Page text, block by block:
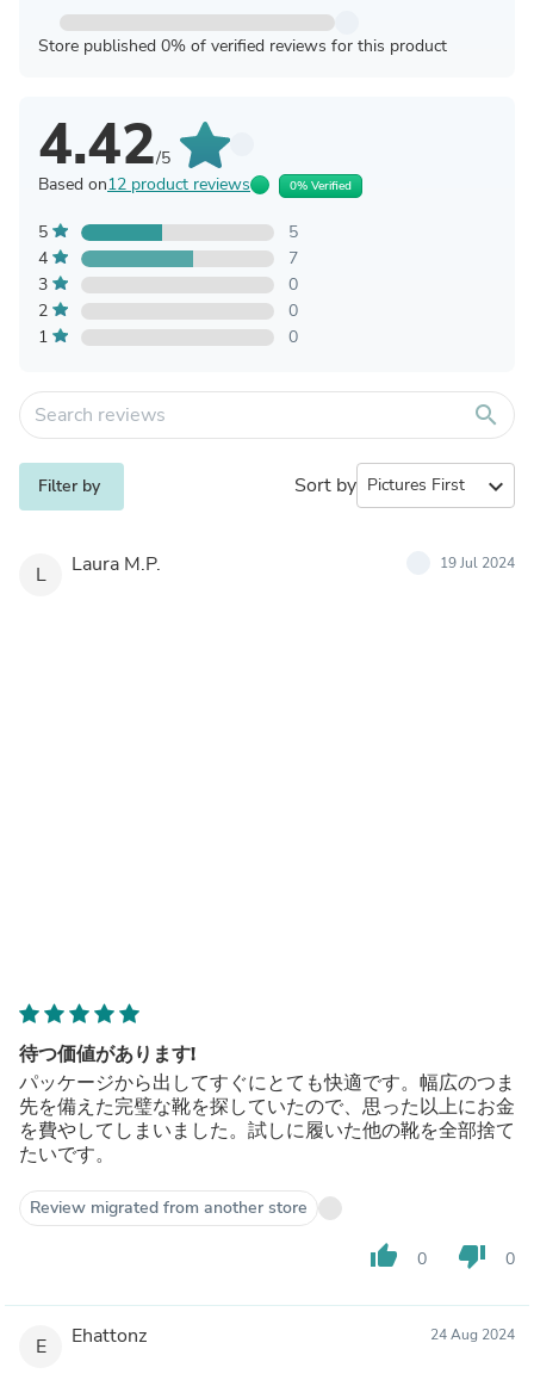
Store published 0% of verified reviews for this product
4.42/5
Based on12 product reviews 0% Verified
5
5
4
7
3
0
2
0
1
0
search
Filter by Sort by expand_more
L Laura M.P. 19 Jul 2024
待つ価値があります!
パッケージから出してすぐにとても快適です。幅広のつま
先を備えた完璧な靴を探していたので、思った以上にお金
を費やしてしまいました。試しに履いた他の靴を全部捨て
たいです。
Review migrated from another store
thumb_up 0 thumb_down 0
E Ehattonz 24 Aug 2024